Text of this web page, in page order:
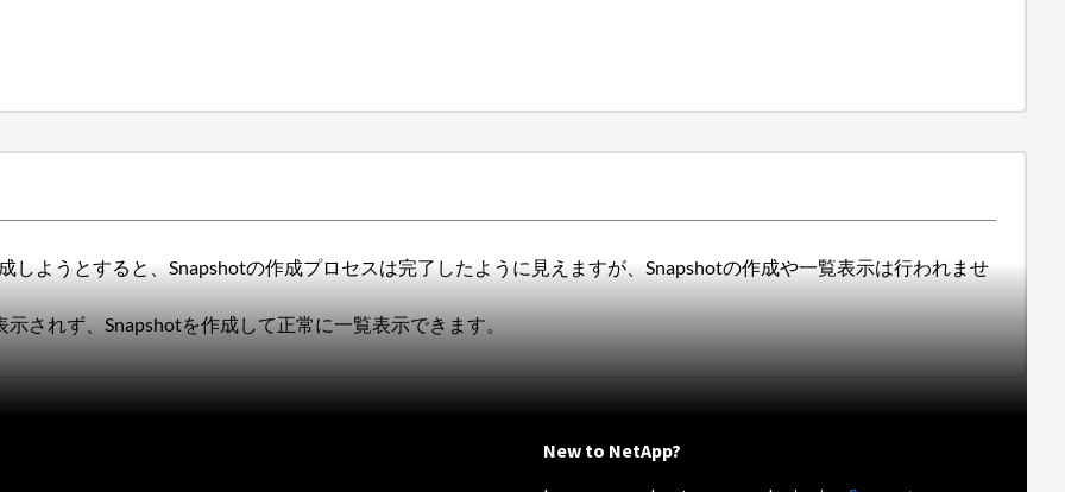
しようとすると、Snapshotの作成プロセスは完了したように見えますが、Snapshotの作成や一覧表示は行われませ
されず、Snapshotを作成して正常に一覧表示できます。
New to NetApp?